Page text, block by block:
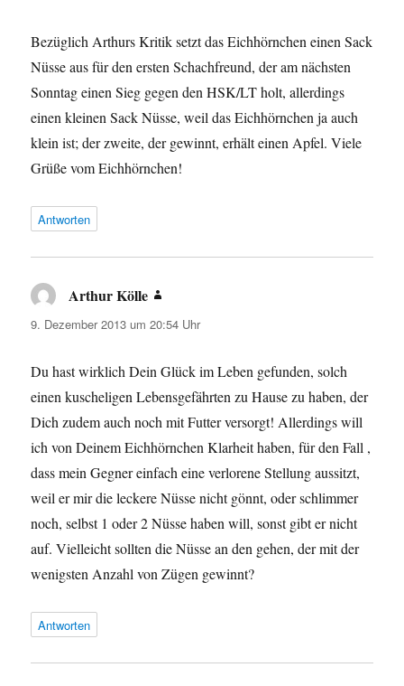
Bezüglich Arthurs Kritik setzt das Eichhörnchen einen Sack
Nüsse aus für den ersten Schachfreund, der am nächsten
Sonntag einen Sieg gegen den HSK/LT holt, allerdings
einen kleinen Sack Nüsse, weil das Eichhörnchen ja auch
klein ist; der zweite, der gewinnt, erhält einen Apfel. Viele
Grüße vom Eichhörnchen!
Antworten
Arthur Kölle
9. Dezember 2013 um 20:54 Uhr
Du hast wirklich Dein Glück im Leben gefunden, solch
einen kuscheligen Lebensgefährten zu Hause zu haben, der
Dich zudem auch noch mit Futter versorgt! Allerdings will
ich von Deinem Eichhörnchen Klarheit haben, für den Fall ,
dass mein Gegner einfach eine verlorene Stellung aussitzt,
weil er mir die leckere Nüsse nicht gönnt, oder schlimmer
noch, selbst 1 oder 2 Nüsse haben will, sonst gibt er nicht
auf. Vielleicht sollten die Nüsse an den gehen, der mit der
wenigsten Anzahl von Zügen gewinnt?
Antworten